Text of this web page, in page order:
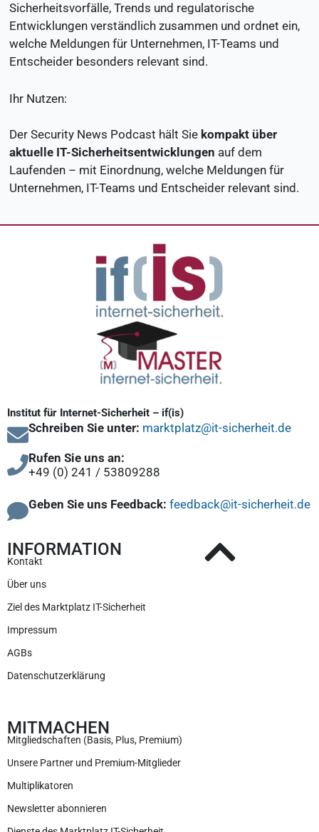
Sicherheitsvorfälle, Trends und regulatorische
Entwicklungen verständlich zusammen und ordnet ein,
welche Meldungen für Unternehmen, IT-Teams und
Entscheider besonders relevant sind.
Ihr Nutzen:
Der Security News Podcast hält Sie kompakt über
aktuelle IT-Sicherheitsentwicklungen auf dem
Laufenden – mit Einordnung, welche Meldungen für
Unternehmen, IT-Teams und Entscheider relevant sind.
Institut für Internet-Sicherheit – if(is)
Schreiben Sie unter: marktplatz@it-sicherheit.de
Rufen Sie uns an:
+49 (0) 241 / 53809288
Geben Sie uns Feedback: feedback@it-sicherheit.de
INFORMATION
Kontakt
Über uns
Ziel des Marktplatz IT-Sicherheit
Impressum
AGBs
Datenschutzerklärung
MITMACHEN
Mitgliedschaften (Basis, Plus, Premium)
Unsere Partner und Premium-Mitglieder
Multiplikatoren
Newsletter abonnieren